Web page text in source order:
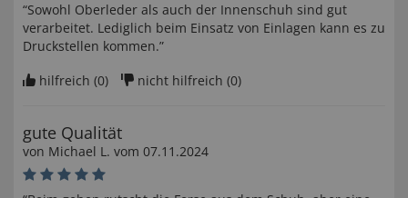
“Sowohl Oberleder als auch der Innenschuh sind gut
verarbeitet. Lediglich beim Einsatz von Einlagen kann es zu
Druckstellen kommen.”
hilfreich (0) nicht hilfreich (0)
gute Qualität
von Michael L. vom 07.11.2024